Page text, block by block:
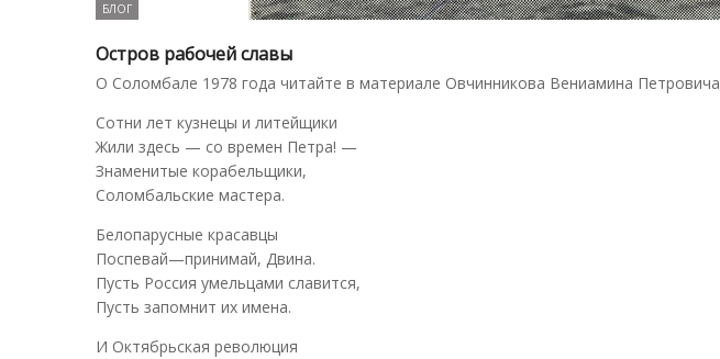
БЛОГ
Остров рабочей славы
О Соломбале 1978 года читайте в материале Овчинникова Вениамина Петровича
Сотни лет кузнецы и литейщики
Жили здесь — со времен Петра! —
Знаменитые корабельщики,
Соломбальские мастера.
Белопарусные красавцы
Поспевай—принимай, Двина.
Пусть Россия умельцами славится,
Пусть запомнит их имена.
И Октябрьская революция